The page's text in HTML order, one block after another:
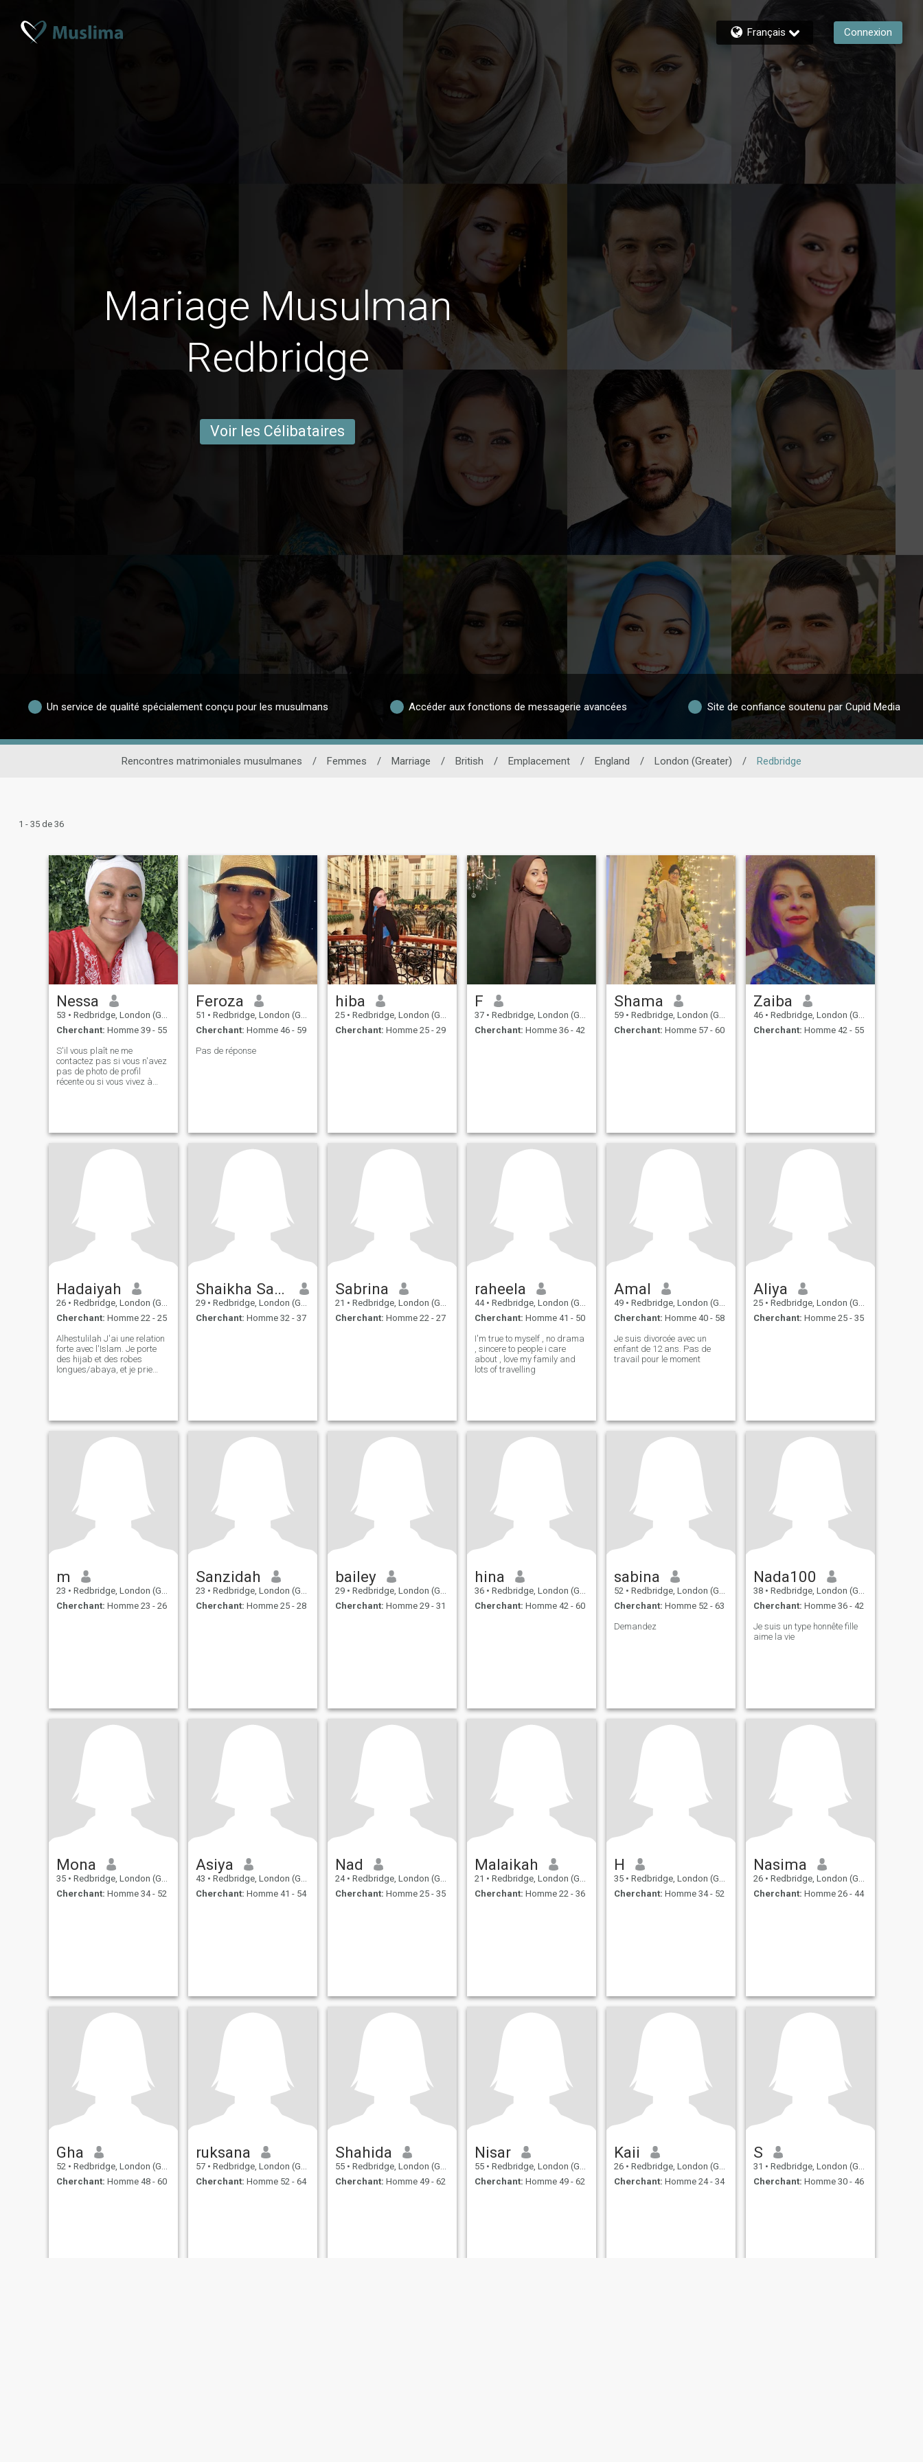
Français Connexion
Mariage Musulman
Redbridge
Voir les Célibataires
Un service de qualité spécialement conçu pour les musulmans Accéder aux fonctions de messagerie avancées Site de confiance soutenu par Cupid Media
Rencontres matrimoniales musulmanes / Femmes / Marriage / British / Emplacement / England / London (Greater) / Redbridge
1 - 35 de 36
Nessa
53 • Redbridge, London (Greater), Royaume Uni
Cherchant: Homme 39 - 55
S'il vous plaît ne me
contactez pas si vous n'avez
pas de photo de profil
récente ou si vous vivez à
financièrement stable
Alhamdulilah! Une fille qui
n'a pas honte de dire ce
qu'elle pense (poliment bien
sûr! ) Profitez de voyages à
l'étranger et de nouvelles
expériences tout en
appréciant le confort de la
maison! Vous devez avoir
votre propre logement (loué
Feroza
51 • Redbridge, London (Greater), Royaume Uni
Cherchant: Homme 46 - 59
Pas de réponse
hiba
25 • Redbridge, London (Greater), Royaume Uni
Cherchant: Homme 25 - 29
F
37 • Redbridge, London (Greater), Royaume Uni
Cherchant: Homme 36 - 42
Shama
59 • Redbridge, London (Greater), Royaume Uni
Cherchant: Homme 57 - 60
Zaiba
46 • Redbridge, London (Greater), Royaume Uni
Cherchant: Homme 42 - 55
Hadaiyah
26 • Redbridge, London (Greater), Royaume Uni
Cherchant: Homme 22 - 25
Alhestulilah J'ai une relation
forte avec l'Islam. Je porte
des hijab et des robes
longues/abaya, et je prie
au long de ma vie. J'essaie
toujours de m'améliorer dans
mes deen, et je suis à la
recherche de quelqu'un avec
le même état d'esprit. J'aime
voyager et faire de la
randonnée, et j'aime aussi la
lecture et la calligraphie. Je
suis orienté vers la famille.
Shaikha Saniya
29 • Redbridge, London (Greater), Royaume Uni
Cherchant: Homme 32 - 37
Sabrina
21 • Redbridge, London (Greater), Royaume Uni
Cherchant: Homme 22 - 27
raheela
44 • Redbridge, London (Greater), Royaume Uni
Cherchant: Homme 41 - 50
I'm true to myself , no drama
, sincere to people i care
about , love my family and
lots of travelling
Amal
49 • Redbridge, London (Greater), Royaume Uni
Cherchant: Homme 40 - 58
Je suis divorcée avec un
enfant de 12 ans. Pas de
travail pour le moment
Aliya
25 • Redbridge, London (Greater), Royaume Uni
Cherchant: Homme 25 - 35
m
23 • Redbridge, London (Greater), Royaume Uni
Cherchant: Homme 23 - 26
Sanzidah
23 • Redbridge, London (Greater), Royaume Uni
Cherchant: Homme 25 - 28
bailey
29 • Redbridge, London (Greater), Royaume Uni
Cherchant: Homme 29 - 31
hina
36 • Redbridge, London (Greater), Royaume Uni
Cherchant: Homme 42 - 60
sabina
52 • Redbridge, London (Greater), Royaume Uni
Cherchant: Homme 52 - 63
Demandez
Nada100
38 • Redbridge, London (Greater), Royaume Uni
Cherchant: Homme 36 - 42
Je suis un type honnête fille
aime la vie
Mona
35 • Redbridge, London (Greater), Royaume Uni
Cherchant: Homme 34 - 52
Asiya
43 • Redbridge, London (Greater), Royaume Uni
Cherchant: Homme 41 - 54
Nad
24 • Redbridge, London (Greater), Royaume Uni
Cherchant: Homme 25 - 35
Malaikah
21 • Redbridge, London (Greater), Royaume Uni
Cherchant: Homme 22 - 36
H
35 • Redbridge, London (Greater), Royaume Uni
Cherchant: Homme 34 - 52
Nasima
26 • Redbridge, London (Greater), Royaume Uni
Cherchant: Homme 26 - 44
Gha
52 • Redbridge, London (Greater), Royaume Uni
Cherchant: Homme 48 - 60
ruksana
57 • Redbridge, London (Greater), Royaume Uni
Cherchant: Homme 52 - 64
Shahida
55 • Redbridge, London (Greater), Royaume Uni
Cherchant: Homme 49 - 62
Nisar
55 • Redbridge, London (Greater), Royaume Uni
Cherchant: Homme 49 - 62
Kaii
26 • Redbridge, London (Greater), Royaume Uni
Cherchant: Homme 24 - 34
S
31 • Redbridge, London (Greater), Royaume Uni
Cherchant: Homme 30 - 46